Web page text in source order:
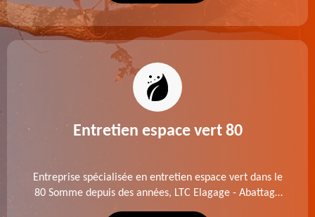
Entretien espace vert 80
Entreprise spécialisée en entretien espace vert dans le
80 Somme depuis des années, LTC Elagage - Abattage